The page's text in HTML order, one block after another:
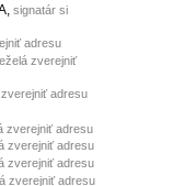
signatár si
adresu
zverejniť
adresu
zverejniť adresu
zverejniť adresu
zverejniť adresu
zverejniť adresu